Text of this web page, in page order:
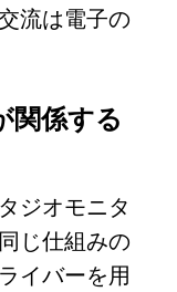
流は電子の
関係する
ジオモニタ
じ仕組みの
イバーを用